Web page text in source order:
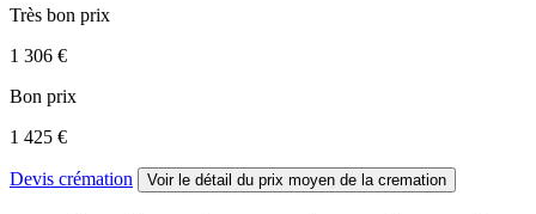
Très bon prix
1 306 €
Bon prix
1 425 €
Devis crémation Voir le détail du prix moyen de la cremation